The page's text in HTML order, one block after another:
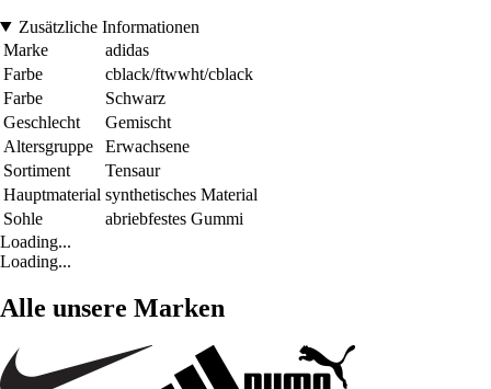
Zusätzliche Informationen
Marke
adidas
Farbe
cblack/ftwwht/cblack
Farbe
Schwarz
Geschlecht
Gemischt
Altersgruppe
Erwachsene
Sortiment
Tensaur
Hauptmaterial synthetisches Material
Sohle
abriebfestes Gummi
Loading...
Loading...
Alle unsere Marken